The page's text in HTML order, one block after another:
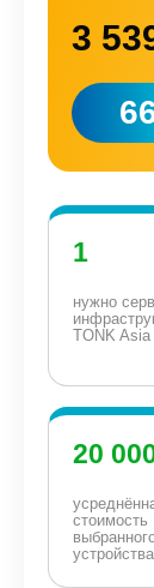
3
1
нужно
TONK Asia
20
стоимость
устройства